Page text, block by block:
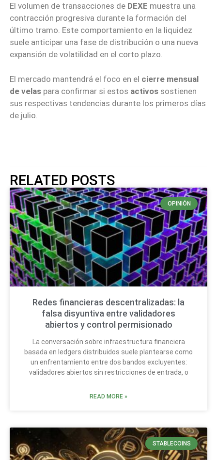
El volumen de transacciones de DEXE muestra una
contracción progresiva durante la formación del
último tramo. Este comportamiento en la liquidez
suele anticipar una fase de distribución o una nueva
expansión de volatilidad en el corto plazo.
El mercado mantendrá el foco en el cierre mensual
de velas para confirmar si estos activos sostienen
sus respectivas tendencias durante los primeros días
de julio.
RELATED POSTS
OPINIÓN
Redes financieras descentralizadas: la
falsa disyuntiva entre validadores
abiertos y control permisionado
La conversación sobre infraestructura financiera
basada en ledgers distribuidos suele plantearse como
un enfrentamiento entre dos bandos excluyentes:
validadores abiertos sin restricciones de entrada, o
READ MORE »
STABLECOINS